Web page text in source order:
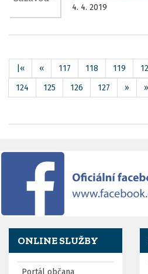
4. 4. 2019
|« « 117 118 119
124
125 126 127 » »|
ONLINE SLUŽBY
Portál občana